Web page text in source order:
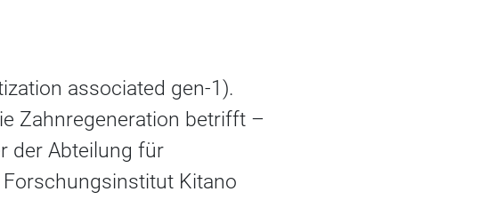
associated gen-1).
Zahnregeneration betrifft –
der Abteilung für
Kitano